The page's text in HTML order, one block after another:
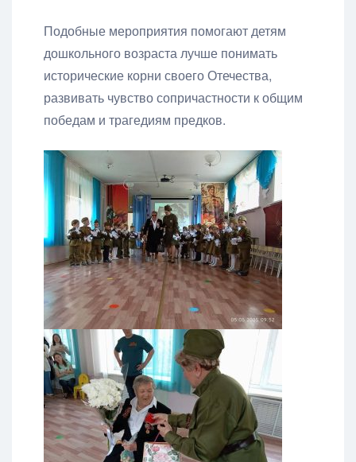
Подобные мероприятия помогают детям
дошкольного возраста лучше понимать
исторические корни своего Отечества,
развивать чувство сопричастности к общим
победам и трагедиям предков.